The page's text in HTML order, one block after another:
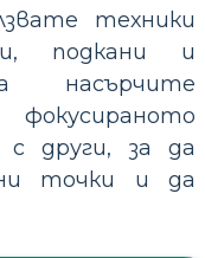
техники
подкани и
насърчите
с други, за да
точки и да